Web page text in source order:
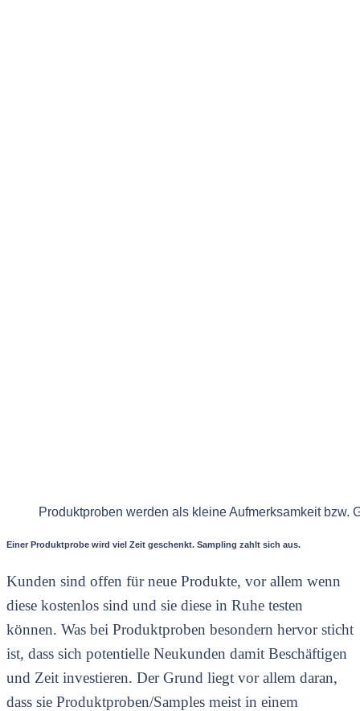
Produktproben werden als kleine Aufmerksamkeit bzw.
Einer Produktprobe wird viel Zeit geschenkt. Sampling zahlt sich aus.
Kunden sind offen für neue Produkte, vor allem wenn
diese kostenlos sind und sie diese in Ruhe testen
können. Was bei Produktproben besondern hervor sticht
ist, dass sich potentielle Neukunden damit Beschäftigen
und Zeit investieren. Der Grund liegt vor allem daran,
dass sie Produktproben/Samples meist in einem